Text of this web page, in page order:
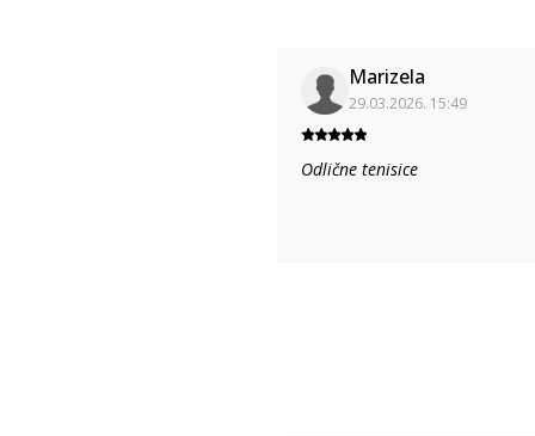
Marizela
29.03.2026. 15:49
Odlične tenisice